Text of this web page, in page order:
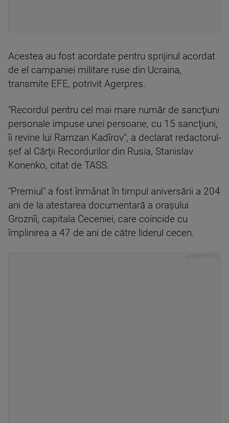
Acestea au fost acordate pentru sprijinul acordat
de el campaniei militare ruse din Ucraina,
transmite EFE, potrivit Agerpres.
"Recordul pentru cel mai mare număr de sancţiuni
personale impuse unei persoane, cu 15 sancţiuni,
îi revine lui Ramzan Kadîrov", a declarat redactorul-
şef al Cărţii Recordurilor din Rusia, Stanislav
Konenko, citat de TASS.
"Premiul" a fost înmânat în timpul aniversării a 204
ani de la atestarea documentară a oraşului
Groznîi, capitala Ceceniei, care coincide cu
împlinirea a 47 de ani de către liderul cecen.